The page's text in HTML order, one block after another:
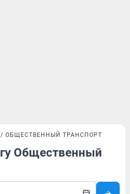
ОБЩЕСТВЕННЫЙ ТРАНСПОРТ
Общественный